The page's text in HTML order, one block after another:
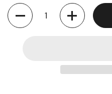
Cantidad